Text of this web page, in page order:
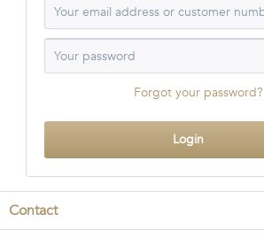
Forgot your password?
Login
Contact